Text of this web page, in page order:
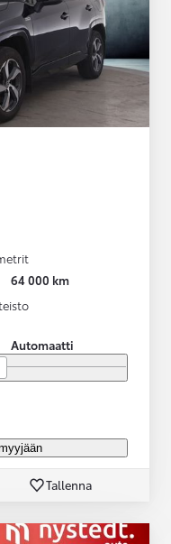
64 000 km
Automaatti
Tallenna